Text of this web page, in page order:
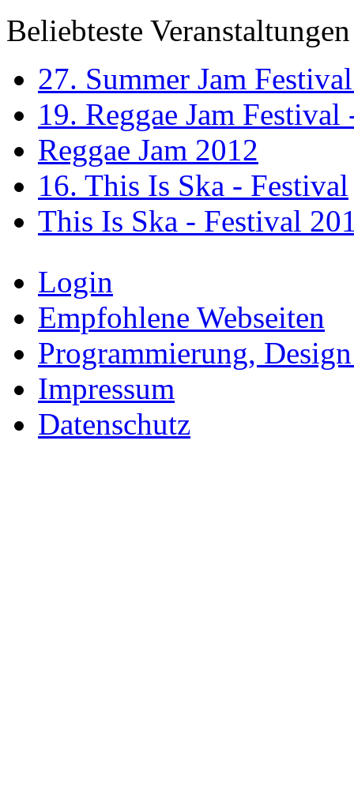
Beliebteste Veranstaltungen
27. Summer Jam
19. Reggae Jam
Reggae Jam 2012
16. This Is Ska - Festival
This Is Ska - Festival
Login
Empfohlene Webseiten
Programmierung,
Impressum
Datenschutz